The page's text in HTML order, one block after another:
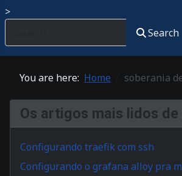
>
Search
You are here: Home soberania
Os artigos mais lidos de
Configurando traefik com ssh
Configurando o grafana alloy pra